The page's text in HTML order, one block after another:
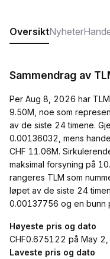
OversiktNyheter
Sammendrag av
Per Aug 8, 2026 har
9.50M, noe som
av de siste 24 timene.
0.00136032, mens
CHF 11.06M.
maksimal forsyning på
rangeres TLM som
løpet av de siste 24
0.00137756 og en bunn
Høyeste pris og dato
CHF0.675122 på May
Laveste pris og dato